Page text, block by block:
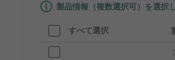
製品情報（複数選択可）を選択
すべて選択